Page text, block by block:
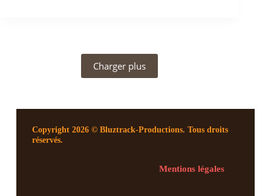
Charger plus
Copyright 2026 © Bluztrack-Productions. Tous droits
réservés.
Mentions légales